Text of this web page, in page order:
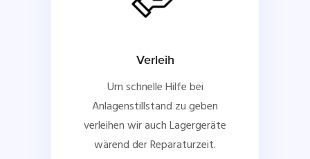
Verleih
Um schnelle Hilfe bei
Anlagenstillstand zu geben
verleihen wir auch Lagergeräte
wärend der Reparaturzeit.